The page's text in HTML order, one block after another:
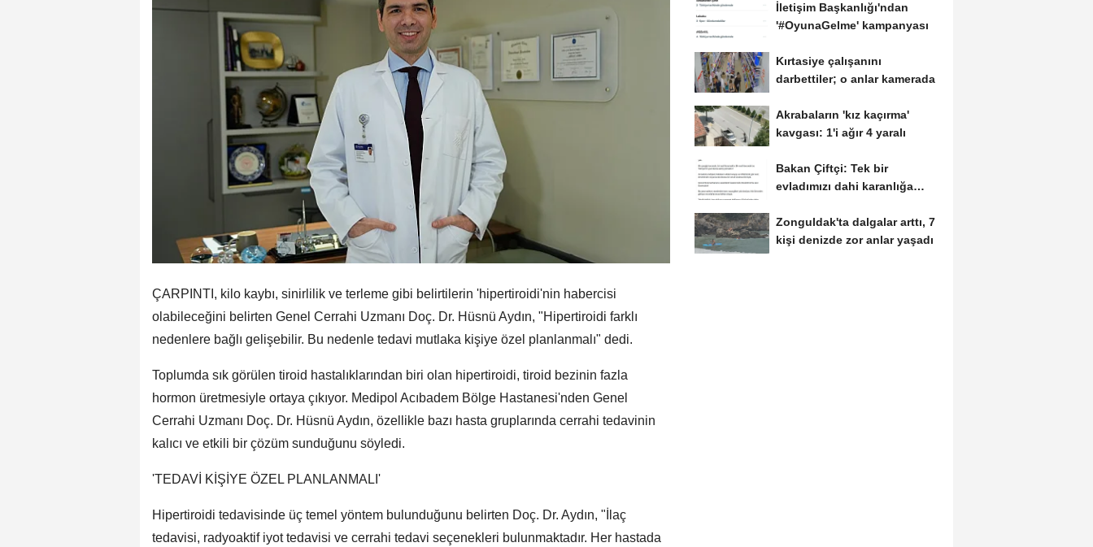
ÇARPINTI, kilo kaybı, sinirlilik ve terleme gibi belirtilerin 'hipertiroidi'nin habercisi
olabileceğini belirten Genel Cerrahi Uzmanı Doç. Dr. Hüsnü Aydın, "Hipertiroidi farklı
nedenlere bağlı gelişebilir. Bu nedenle tedavi mutlaka kişiye özel planlanmalı" dedi.
Toplumda sık görülen tiroid hastalıklarından biri olan hipertiroidi, tiroid bezinin fazla
hormon üretmesiyle ortaya çıkıyor. Medipol Acıbadem Bölge Hastanesi'nden Genel
Cerrahi Uzmanı Doç. Dr. Hüsnü Aydın, özellikle bazı hasta gruplarında cerrahi tedavinin
kalıcı ve etkili bir çözüm sunduğunu söyledi.
'TEDAVİ KİŞİYE ÖZEL PLANLANMALI'
Hipertiroidi tedavisinde üç temel yöntem bulunduğunu belirten Doç. Dr. Aydın, "İlaç
tedavisi, radyoaktif iyot tedavisi ve cerrahi tedavi seçenekleri bulunmaktadır. Her hastada
İletişim Başkanlığı'ndan
'#OyunaGelme' kampanyası
Kırtasiye çalışanını
darbettiler; o anlar kamerada
Akrabaların 'kız kaçırma'
kavgası: 1'i ağır 4 yaralı
Bakan Çiftçi: Tek bir
evladımızı dahi karanlığa
Zonguldak'ta dalgalar arttı, 7
kişi denizde zor anlar yaşadı